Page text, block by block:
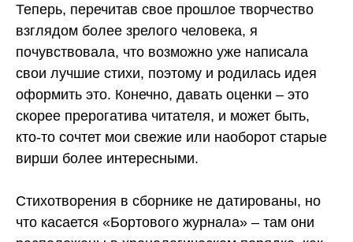
Теперь, перечитав свое прошлое творчество
взглядом более зрелого человека, я
почувствовала, что возможно уже написала
свои лучшие стихи, поэтому и родилась идея
оформить это. Конечно, давать оценки – это
скорее прерогатива читателя, и может быть,
кто-то сочтет мои свежие или наоборот старые
вирши более интересными.
Стихотворения в сборнике не датированы, но
что касается «Бортового журнала» – там они